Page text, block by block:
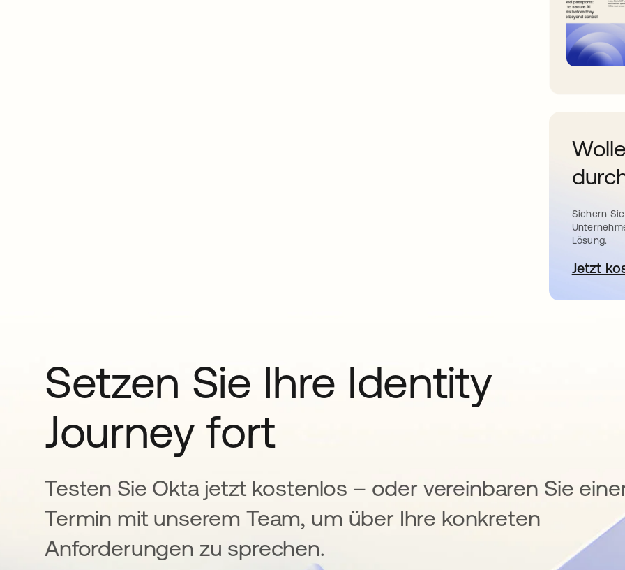
Sichern
Lösung.
Jetzt
Setzen Sie Ihre Identity
Journey fort
Testen Sie Okta jetzt kostenlos – oder vereinbaren Sie
Termin mit unserem Team, um über Ihre konkreten
Anforderungen zu sprechen.